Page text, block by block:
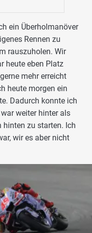
ein Überholmanöver
Rennen zu
rauszuholen. Wir
heute eben Platz
mehr erreicht
heute morgen ein
Dadurch konnte ich
weiter hinter als
hinten zu starten. Ich
wir es aber nicht